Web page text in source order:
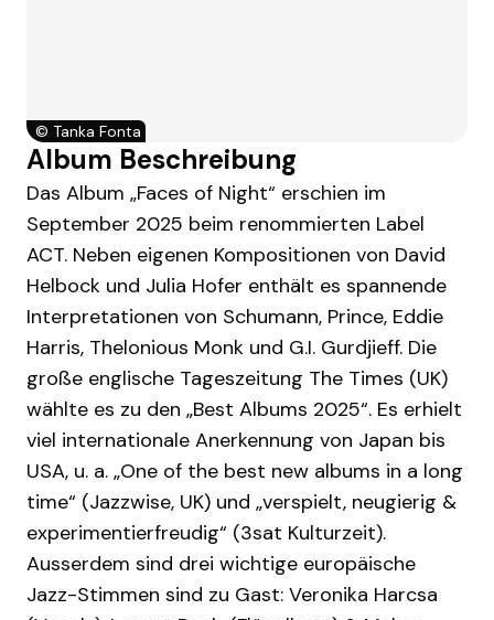
© Tanka Fonta
Album Beschreibung
Das Album „Faces of Night“ erschien im
September 2025 beim renommierten Label
ACT. Neben eigenen Kompositionen von David
Helbock und Julia Hofer enthält es spannende
Interpretationen von Schumann, Prince, Eddie
Harris, Thelonious Monk und G.I. Gurdjieff. Die
große englische Tageszeitung The Times (UK)
wählte es zu den „Best Albums 2025“. Es erhielt
viel internationale Anerkennung von Japan bis
USA, u. a. „One of the best new albums in a long
time“ (Jazzwise, UK) und „verspielt, neugierig &
experimentierfreudig“ (3sat Kulturzeit).
Ausserdem sind drei wichtige europäische
Jazz-Stimmen sind zu Gast: Veronika Harcsa